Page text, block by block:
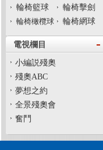
輪椅籃球
輪椅擊劍
輪椅橄欖球
輪椅網球
電視欄目
小編説殘奧
殘奧ABC
夢想之約
全景殘奧會
奮鬥